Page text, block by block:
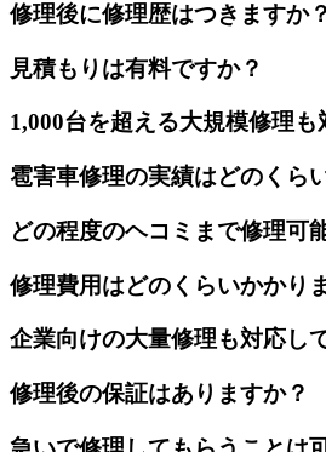
修理後に修理歴はつきますか？
見積もりは有料ですか？
1,000台を超える大規模修理も
雹害車修理の実績はどのくら
どの程度のヘコミまで修理可
修理費用はどのくらいかかり
企業向けの大量修理も対応し
修理後の保証はありますか？